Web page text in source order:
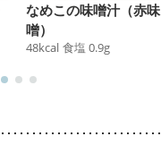
なめこの味噌汁（赤味
噌）
48kcal 食塩 0.9g